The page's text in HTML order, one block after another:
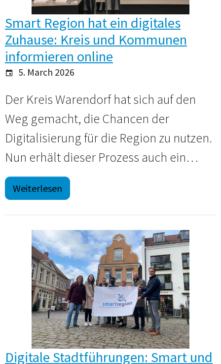
Smart Region hat ein digitales
Zuhause: Kreis und Kommunen
informieren online
5. March 2026
Der Kreis Warendorf hat sich auf den
Weg gemacht, die Chancen der
Digitalisierung für die Region zu nutzen.
Nun erhält dieser Prozess auch ein…
Weiterlesen
Digitale Stadtführungen: Smart und